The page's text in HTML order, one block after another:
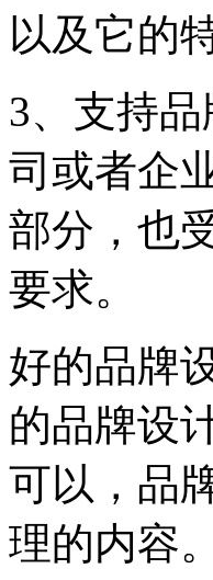
以及它的
3、支持
司或者企
部分，也
要求。
好的品牌
的品牌设
可以，品
理的内容。